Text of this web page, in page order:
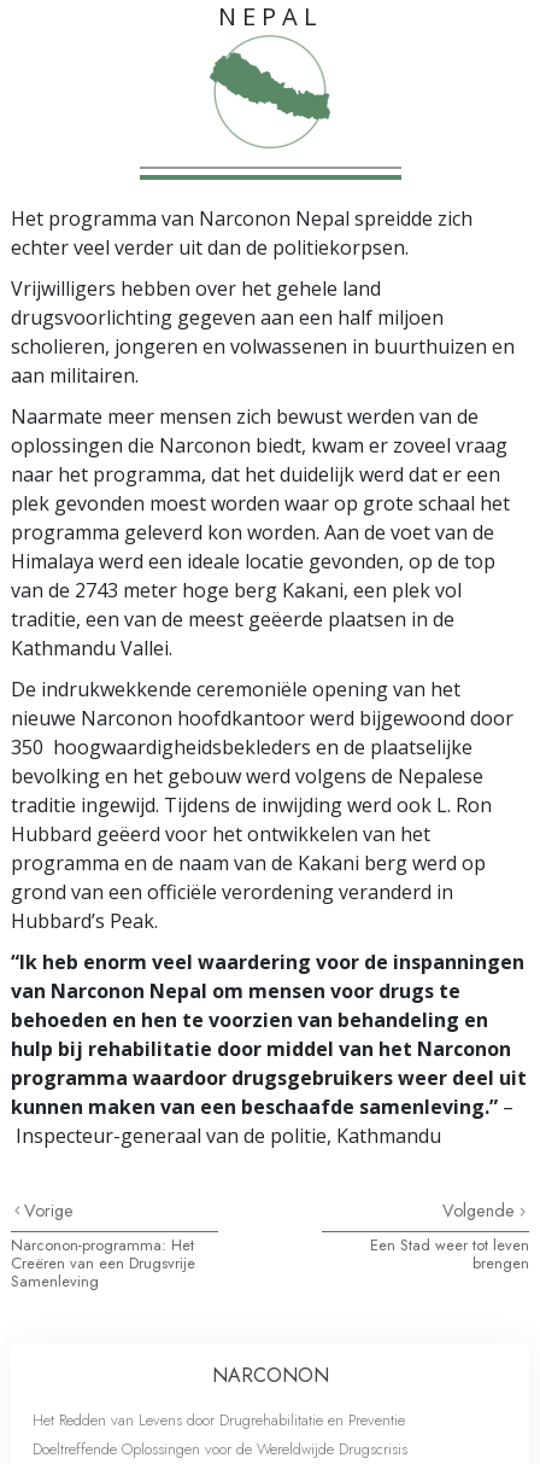
NEPAL
Het programma van Narconon Nepal spreidde zich
echter veel verder uit dan de politiekorpsen.
Vrijwilligers hebben over het gehele land
drugsvoorlichting gegeven aan een half miljoen
scholieren, jongeren en volwassenen in buurthuizen en
aan militairen.
Naarmate meer mensen zich bewust werden van de
oplossingen die Narconon biedt, kwam er zoveel vraag
naar het programma, dat het duidelijk werd dat er een
plek gevonden moest worden waar op grote schaal het
programma geleverd kon worden. Aan de voet van de
Himalaya werd een ideale locatie gevonden, op de top
van de 2743 meter hoge berg Kakani, een plek vol
traditie, een van de meest geëerde plaatsen in de
Kathmandu Vallei.
De indrukwekkende ceremoniële opening van het
nieuwe Narconon hoofdkantoor werd bijgewoond door
350 hoogwaardigheidsbekleders en de plaatselijke
bevolking en het gebouw werd volgens de Nepalese
traditie ingewijd. Tijdens de inwijding werd ook L. Ron
Hubbard geëerd voor het ontwikkelen van het
programma en de naam van de Kakani berg werd op
grond van een officiële verordening veranderd in
Hubbard’s Peak.
“Ik heb enorm veel waardering voor de inspanningen
van Narconon Nepal om mensen voor drugs te
behoeden en hen te voorzien van behandeling en
hulp bij rehabilitatie door middel van het Narconon
programma waardoor drugsgebruikers weer deel uit
kunnen maken van een beschaafde samenleving.” –
Inspecteur-generaal van de politie, Kathmandu
Vorige
Narconon-programma: Het
Creëren van een Drugsvrije
Samenleving
Volgende
Een Stad weer tot leven
brengen
NARCONON
Het Redden van Levens door Drugrehabilitatie en Preventie
Doeltreffende Oplossingen voor de Wereldwijde Drugscrisis